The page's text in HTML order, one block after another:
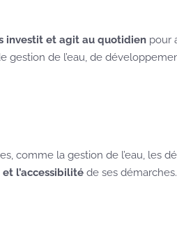
investit et agit au quotidien pour
gestion de l’eau, de
comme la gestion de l’eau, les
l’accessibilité de ses démarches.